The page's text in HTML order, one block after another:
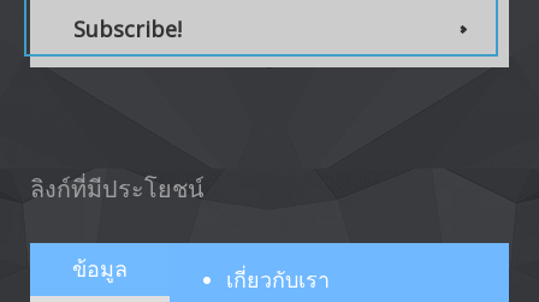
Subscribe!
ลิงก์ที่มีประโยชน์
ข้อมูล เกี่ยวกับเรา